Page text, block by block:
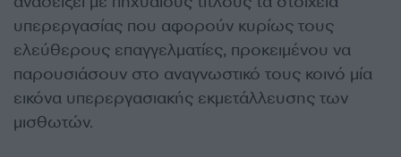
υπερεργασίας που αφορούν κυρίως τους
ελεύθερους επαγγελματίες, προκειμένου να
παρουσιάσουν στο αναγνωστικό τους κοινό μία
εικόνα υπερεργασιακής εκμετάλλευσης των
μισθωτών.